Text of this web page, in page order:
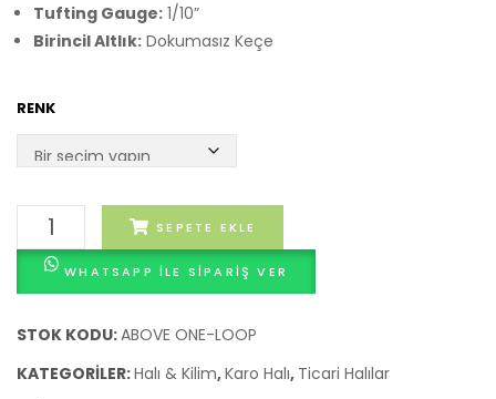
Tufting Gauge: 1/10”
Birincil Altlık: Dokumasız Keçe
RENK
ABOVE
ONE
Loop
Halı
SEPETE EKLE
WHATSAPP ILE SIPARIŞ VER
STOK KODU:ABOVE ONE-LOOP
KATEGORILER:Halı & Kilim,Karo Halı, Ticari Halılar